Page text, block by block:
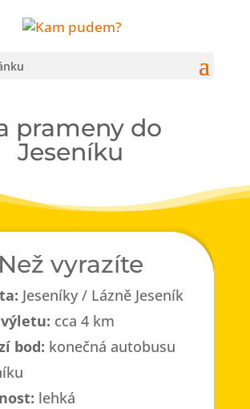
prameny do
Jeseníku
Než vyrazíte
Jeseníky / Lázně Jeseník
cca 4 km
bod: konečná autobusu
lehká